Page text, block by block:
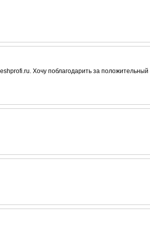
Хочу поблагодарить за